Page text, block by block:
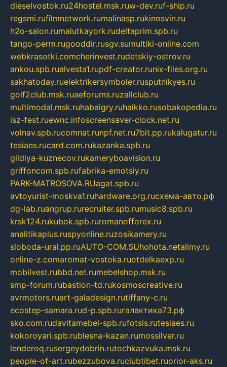
dieselvostok.ru24hostel.msk.ruw-dev.ruf-ship.ru
regsmi.rufilmnetwork.rumalinasp.rukinosvin.ru
h2o-salon.rumalutkayork.rudeltaprim.spb.ru
tango-perm.rugooddir.rusgv.sumultiki-online.com
webkrasotki.comcherinvest.rudetskiy-ostrov.ru
ankou.spb.rualvesta1.rupdf-creator.runix-files.org.ru
sakhatoday.ruelektrikersymboler.rusputnikyes.ru
golf2club.msk.ruaeforums.ruzallclub.ru
multimodal.msk.ruhabaigry.ruhaikko.rusobakopedia.ru
isz-fest.ruewnc.infoscreensaver-clock.net.ru
volnav.spb.rucomnat.runpf.net.ru7bit.pp.rukalugatur.ru
tesiaes.rucard.com.rukazanka.spb.ru
gildiya-kuznecov.rukameryboavision.ru
griffoncom.spb.rufabrika-emotsiy.ru
PARK-MATROSOVA.RUagat.spb.ru
avtoyurist-moskva1.ruhardware.org.ruсхема-авто.рф
dg-lab.ruangrup.rurecruiter.spb.rumusic8.spb.ru
krsk124.rukubok.spb.ruromanofforex.ru
analitikaplus.ruspyonline.ruzosikamery.ru
sloboda-ural.pp.ruAUTO-COM.SUhohota.netalimy.ru
online-z.comaromat-vostoka.ruotdelkaexp.ru
mobilvest.rubbd.net.rumebelshop.msk.ru
smp-forum.rubastion-td.rukosmoscreative.ru
avrmotors.ruart-galadesign.rutiffany-c.ru
ecostep-samara.rud-p.spb.ruгалактика73.рф
sko.com.rudavitamebel-spb.rufotsis.rutesiaes.ru
kokoroyari.spb.rublesna-kazan.rumossilver.ru
lenderoq.rusergeydobrin.rutochkazvuka.msk.ru
people-of-art.rubezzubova.ruclubtibet.ruorior-aks.ru